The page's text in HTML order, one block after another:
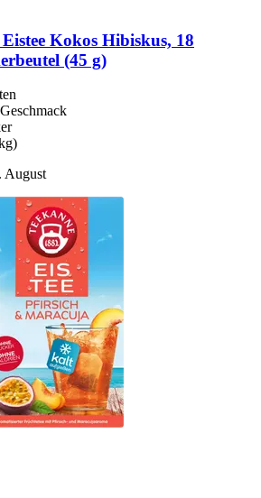
Eistee Kokos Hibiskus, 18
(45 g)
August